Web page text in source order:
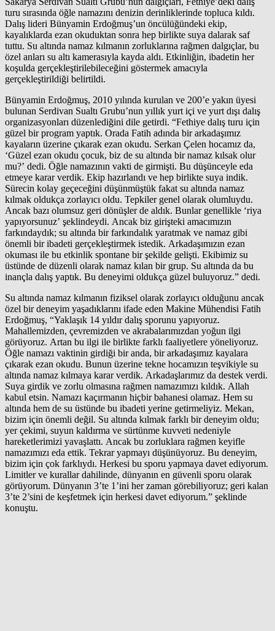
turu sırasında öğle namazını denizin derinliklerinde topluca kıldı.
Dalış lideri Bünyamin Erdoğmuş’un öncülüğündeki ekip,
kayalıklarda ezan okuduktan sonra hep birlikte suya dalarak saf
tuttu. Su altında namaz kılmanın zorluklarına rağmen dalgıçlar, bu
özel anları su altı kamerasıyla kayda aldı. Etkinliğin, ibadetin her
koşulda gerçekleştirilebileceğini göstermek amacıyla
gerçekleştirildiği belirtildi.
Bünyamin Erdoğmuş, 2010 yılında kurulan ve 200’e yakın üyesi
bulunan Serdivan Sualtı Grubu’nun yıllık yurt içi ve yurt dışı dalış
organizasyonları düzenlediğini dile getirdi. “Fethiye dalış turu için
güzel bir program yaptık. Orada Fatih adında bir arkadaşımız
kayaların üzerine çıkarak ezan okudu. Serkan Çelen hocamız da,
‘Güzel ezan okudu çocuk, biz de su altında bir namaz kılsak olur
mu?’ dedi. Öğle namazının vakti de girmişti. Bu düşünceyle eda
etmeye karar verdik. Ekip hazırlandı ve hep birlikte suya indik.
Sürecin kolay geçeceğini düşünmüştük fakat su altında namaz
kılmak oldukça zorlayıcı oldu. Tepkiler genel olarak olumluydu.
Ancak bazı olumsuz geri dönüşler de aldık. Bunlar genellikle ‘riya
yapıyorsunuz’ şeklindeydi. Ancak biz girişteki amacımızın
farkındaydık; su altında bir farkındalık yaratmak ve namaz gibi
önemli bir ibadeti gerçekleştirmek istedik. Arkadaşımızın ezan
okuması ile bu etkinlik spontane bir şekilde gelişti. Ekibimiz su
üstünde de düzenli olarak namaz kılan bir grup. Su altında da bu
inançla dalış yaptık. Bu deneyimi oldukça güzel buluyoruz.” dedi.
Su altında namaz kılmanın fiziksel olarak zorlayıcı olduğunu ancak
özel bir deneyim yaşadıklarını ifade eden Makine Mühendisi Fatih
Erdoğmuş, “Yaklaşık 14 yıldır dalış sporunu yapıyoruz.
Mahallemizden, çevremizden ve akrabalarımızdan yoğun ilgi
görüyoruz. Artan bu ilgi ile birlikte farklı faaliyetlere yöneliyoruz.
Öğle namazı vaktinin girdiği bir anda, bir arkadaşımız kayalara
çıkarak ezan okudu. Bunun üzerine tekne hocamızın teşvikiyle su
altında namaz kılmaya karar verdik. Arkadaşlarımız da destek verdi.
Suya girdik ve zorlu olmasına rağmen namazımızı kıldık. Allah
kabul etsin. Namazı kaçırmanın hiçbir bahanesi olamaz. Hem su
altında hem de su üstünde bu ibadeti yerine getirmeliyiz. Mekan,
bizim için önemli değil. Su altında kılmak farklı bir deneyim oldu;
yer çekimi, suyun kaldırma ve sürtünme kuvveti nedeniyle
hareketlerimizi yavaşlattı. Ancak bu zorluklara rağmen keyifle
namazımızı eda ettik. Tekrar yapmayı düşünüyoruz. Bu deneyim,
bizim için çok farklıydı. Herkesi bu sporu yapmaya davet ediyorum.
Limitler ve kurallar dahilinde, dünyanın en güvenli sporu olarak
görüyorum. Dünyanın 3’te 1’ini her zaman görebiliyoruz; geri kalan
3’te 2’sini de keşfetmek için herkesi davet ediyorum.” şeklinde
konuştu.